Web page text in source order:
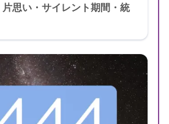
思い・サイレント期間・統